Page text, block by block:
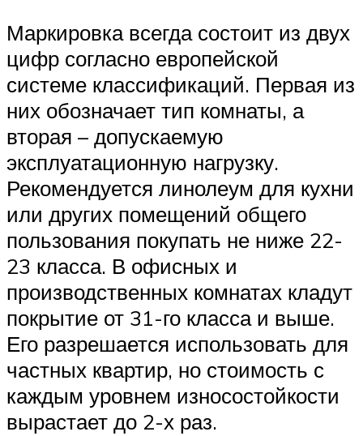
Маркировка всегда состоит из двух
цифр согласно европейской
системе классификаций. Первая из
них обозначает тип комнаты, а
вторая – допускаемую
эксплуатационную нагрузку.
Рекомендуется линолеум для кухни
или других помещений общего
пользования покупать не ниже 22-
23 класса. В офисных и
производственных комнатах кладут
покрытие от 31-го класса и выше.
Его разрешается использовать для
частных квартир, но стоимость с
каждым уровнем износостойкости
вырастает до 2-х раз.